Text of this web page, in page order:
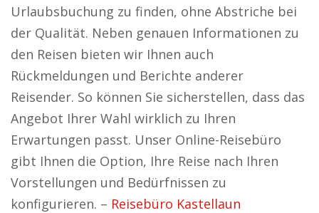
Urlaubsbuchung zu finden, ohne Abstriche bei
der Qualität. Neben genauen Informationen zu
den Reisen bieten wir Ihnen auch
Rückmeldungen und Berichte anderer
Reisender. So können Sie sicherstellen, dass das
Angebot Ihrer Wahl wirklich zu Ihren
Erwartungen passt. Unser Online-Reisebüro
gibt Ihnen die Option, Ihre Reise nach Ihren
Vorstellungen und Bedürfnissen zu
konfigurieren. – Reisebüro Kastellaun